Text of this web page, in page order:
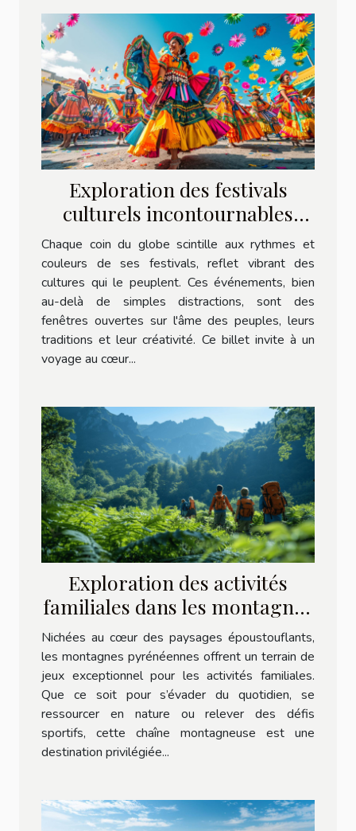
Exploration des festivals
culturels incontournables
autour du monde
Chaque coin du globe scintille aux rythmes et
couleurs de ses festivals, reflet vibrant des
cultures qui le peuplent. Ces événements, bien
au-delà de simples distractions, sont des
fenêtres ouvertes sur l'âme des peuples, leurs
traditions et leur créativité. Ce billet invite à un
voyage au cœur...
Exploration des activités
familiales dans les montagnes
pyrénéennes
Nichées au cœur des paysages époustouflants,
les montagnes pyrénéennes offrent un terrain de
jeux exceptionnel pour les activités familiales.
Que ce soit pour s’évader du quotidien, se
ressourcer en nature ou relever des défis
sportifs, cette chaîne montagneuse est une
destination privilégiée...